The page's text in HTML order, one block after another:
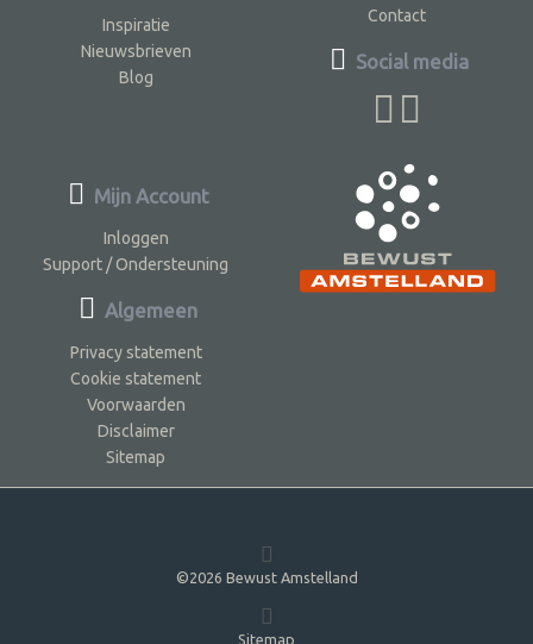
Inspiratie
Nieuwsbrieven
Blog
Contact
Social media
Mijn Account
Inloggen
Support / Ondersteuning
Algemeen
Privacy statement
Cookie statement
Voorwaarden
Disclaimer
Sitemap
©2026 Bewust Amstelland
Sitemap